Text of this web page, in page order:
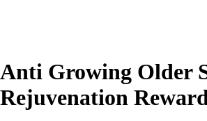
Anti Growing Older
Rejuvenation